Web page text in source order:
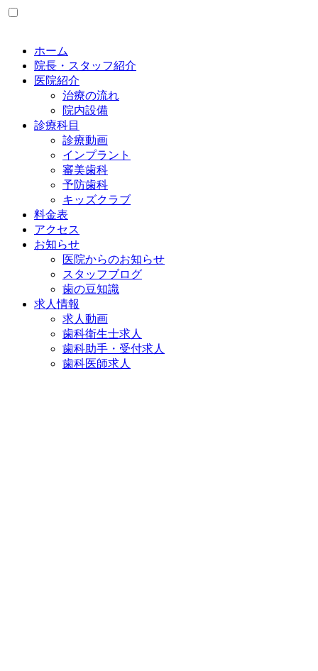
ホーム
院長・スタッフ紹介
医院紹介
治療の流れ
院内設備
診療科目
診療動画
インプラント
審美歯科
予防歯科
キッズクラブ
料金表
アクセス
お知らせ
医院からのお知らせ
スタッフブログ
歯の豆知識
求人情報
求人動画
歯科衛生士求人
歯科助手・受付求人
歯科医師求人